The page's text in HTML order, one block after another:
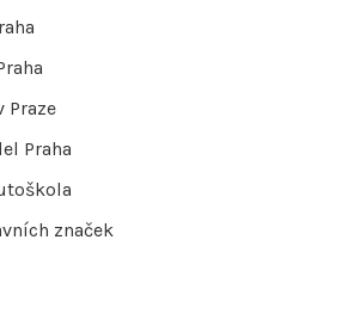
Praze
Praha
značek